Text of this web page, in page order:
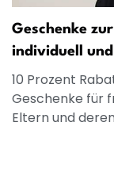
Geschenke
individuell
10 Prozent
Geschenke für
Eltern und